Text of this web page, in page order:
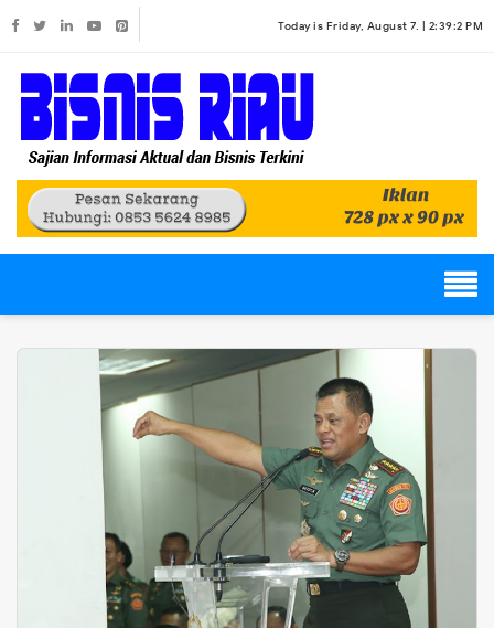
Today is Friday, August 7. | 2:39:2 PM